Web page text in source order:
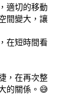
適切的移動
間變大，讓
在短時間看
，在再次整
的關係。😅